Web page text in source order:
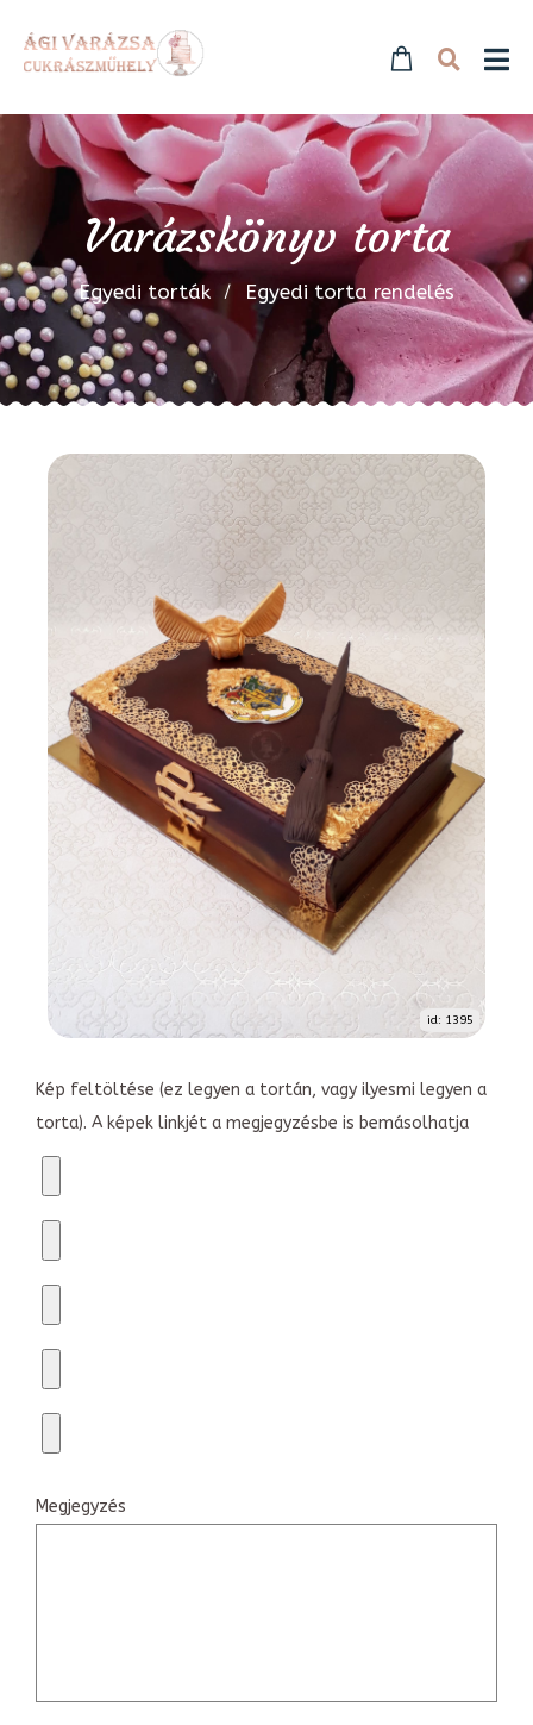
Varázskönyv torta
Egyedi torták Egyedi torta rendelés
id: 1395
Kép feltöltése (ez legyen a tortán, vagy ilyesmi legyen a
torta). A képek linkjét a megjegyzésbe is bemásolhatja
Megjegyzés